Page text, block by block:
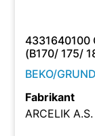
4331640100
(B170/ 175/
BEKO/
Fabrikant
ARCELIK A.S.